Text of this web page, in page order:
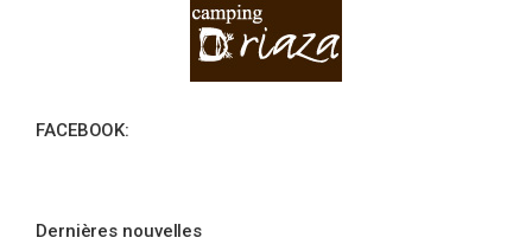
FACEBOOK:
Dernières nouvelles